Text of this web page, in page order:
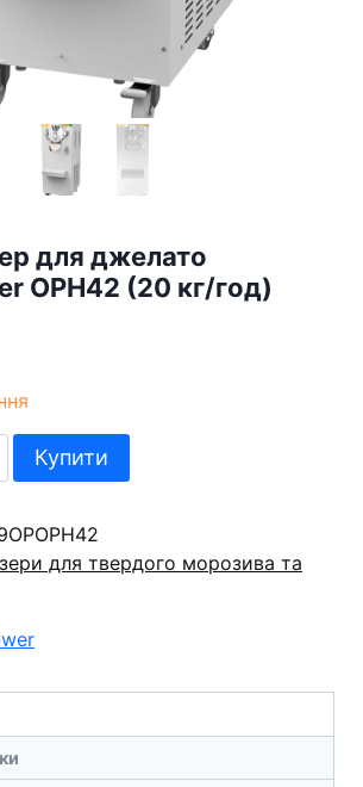
для джелато
OPH42 (20 кг/год)
Купити
для твердого морозива та